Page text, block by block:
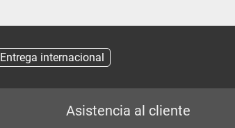
Entrega internacional
Asistencia al cliente